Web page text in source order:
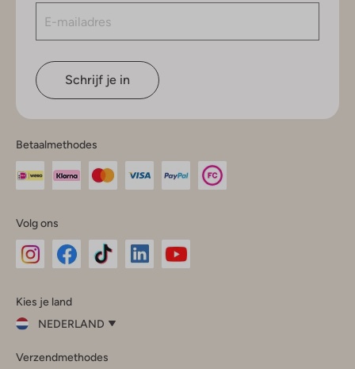
Schrijf je in
Betaalmethodes
Volg ons
InstagramFacebook
Kies je land
NEDERLAND
je
Verzendmethodes